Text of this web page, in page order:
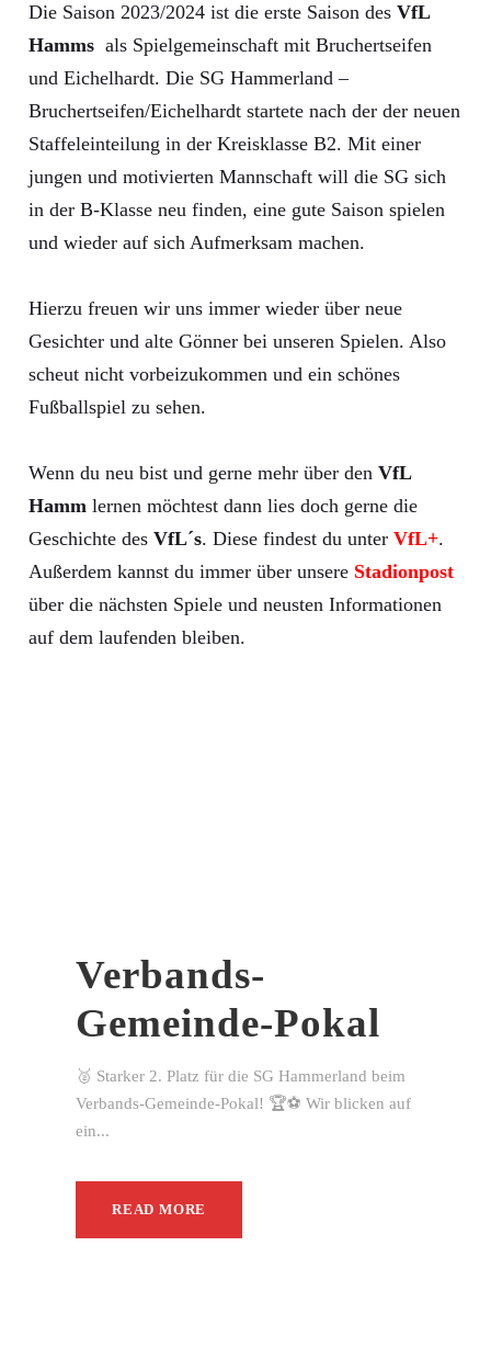
Die Saison 2023/2024 ist die erste Saison des VfL
Hamms als Spielgemeinschaft mit Bruchertseifen
und Eichelhardt. Die SG Hammerland –
Bruchertseifen/Eichelhardt startete nach der der neuen
Staffeleinteilung in der Kreisklasse B2. Mit einer
jungen und motivierten Mannschaft will die SG sich
in der B-Klasse neu finden, eine gute Saison spielen
und wieder auf sich Aufmerksam machen.
Hierzu freuen wir uns immer wieder über neue
Gesichter und alte Gönner bei unseren Spielen. Also
scheut nicht vorbeizukommen und ein schönes
Fußballspiel zu sehen.
Wenn du neu bist und gerne mehr über den VfL
Hamm lernen möchtest dann lies doch gerne die
Geschichte des VfL´s. Diese findest du unter VfL+.
Außerdem kannst du immer über unsere Stadionpost
über die nächsten Spiele und neusten Informationen
auf dem laufenden bleiben.
Verbands-
Gemeinde-Pokal
🥈 Starker 2. Platz für die SG Hammerland beim
Verbands-Gemeinde-Pokal! 🏆⚽ Wir blicken auf
ein...
READ MORE